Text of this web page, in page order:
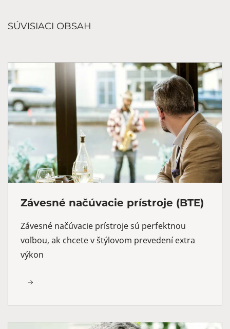
SÚVISIACI OBSAH
Závesné načúvacie prístroje (BTE)
Závesné načúvacie prístroje sú perfektnou
voľbou, ak chcete v štýlovom prevedení extra
výkon